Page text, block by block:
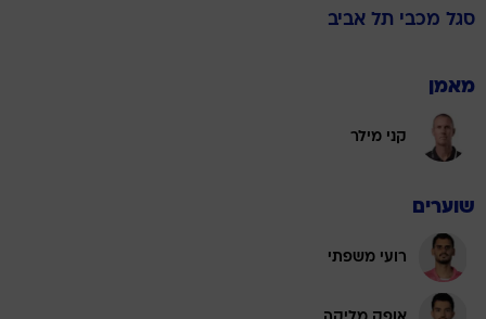
סגל מכבי תל אביב
מאמן
קני מילר
שוערים
רועי משפתי